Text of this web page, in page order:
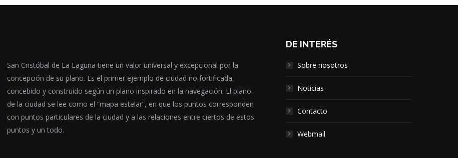
San Cristóbal de La Laguna tiene un valor universal y excepcional por la
concepción de su plano. Es el primer ejemplo de ciudad no fortificada,
concebido y construido según un plano inspirado en la navegación. El plano
de la ciudad se lee como el “mapa estelar”, en que los puntos corresponden
con puntos particulares de la ciudad y a las relaciones entre ciertos de estos
puntos y un todo.
DE INTERÉS
Sobre nosotros
Noticias
Contacto
Webmail